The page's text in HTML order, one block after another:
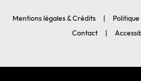
Mentions légales & Crédits
Contact